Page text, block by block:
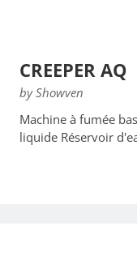
CREEPER AQ
by Showven
Machine à fumée
liquide Réservoir